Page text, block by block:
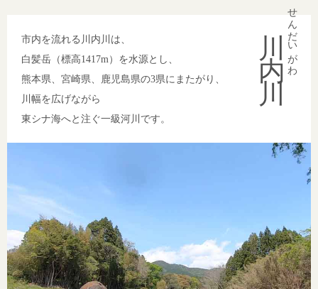
川内川せんだいがわ
市内を流れる川内川は、
白髪岳（標高1417m）を水源とし、
熊本県、宮崎県、鹿児島県の3県にまたがり、
川幅を広げながら
東シナ海へと注ぐ一級河川です。